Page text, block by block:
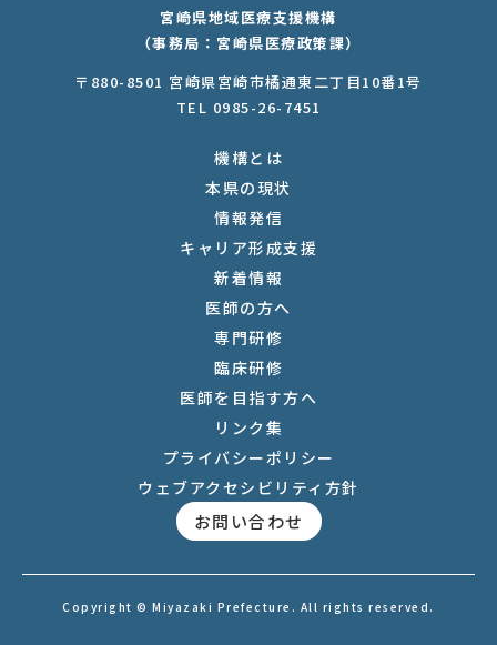
宮崎県地域医療支援機構
（事務局：宮崎県医療政策課）
〒880-8501 宮崎県宮崎市橘通東二丁目10番1号
TEL 0985-26-7451
機構とは
本県の現状
情報発信
キャリア形成支援
新着情報
医師の方へ
専門研修
臨床研修
医師を目指す方へ
リンク集
プライバシーポリシー
ウェブアクセシビリティ方針
お問い合わせ
Copyright © Miyazaki Prefecture. All rights reserved.